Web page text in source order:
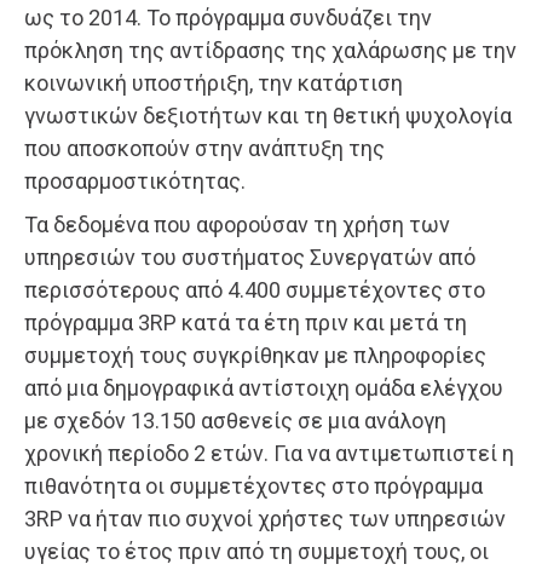
ως το 2014. Το πρόγραμμα συνδυάζει την
πρόκληση της αντίδρασης της χαλάρωσης με την
κοινωνική υποστήριξη, την κατάρτιση
γνωστικών δεξιοτήτων και τη θετική ψυχολογία
που αποσκοπούν στην ανάπτυξη της
προσαρμοστικότητας.
Τα δεδομένα που αφορούσαν τη χρήση των
υπηρεσιών του συστήματος Συνεργατών από
περισσότερους από 4.400 συμμετέχοντες στο
πρόγραμμα 3RP κατά τα έτη πριν και μετά τη
συμμετοχή τους συγκρίθηκαν με πληροφορίες
από μια δημογραφικά αντίστοιχη ομάδα ελέγχου
με σχεδόν 13.150 ασθενείς σε μια ανάλογη
χρονική περίοδο 2 ετών. Για να αντιμετωπιστεί η
πιθανότητα οι συμμετέχοντες στο πρόγραμμα
3RP να ήταν πιο συχνοί χρήστες των υπηρεσιών
υγείας το έτος πριν από τη συμμετοχή τους, οι